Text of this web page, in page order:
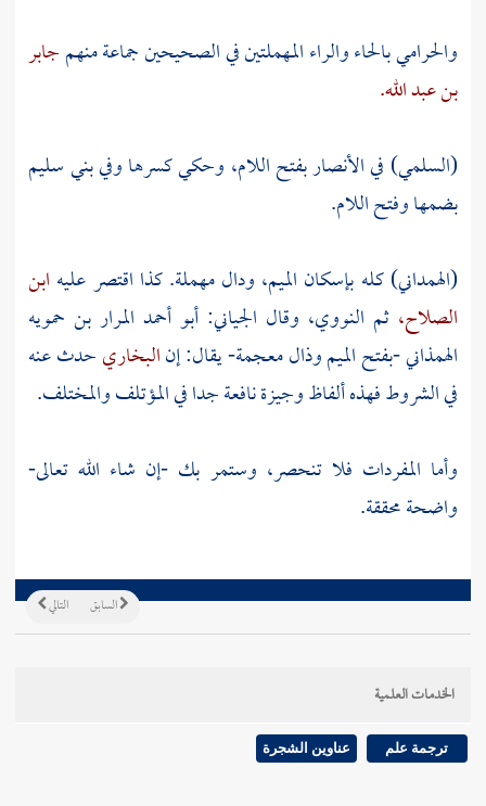
والحراميبالحاء والراء المهملتين في الصحيحين جماعة منهمجابر
بن عبد الله.
(السلمي) في الأنصار بفتح اللام، وحكي كسرها وفيبني سليم
بضمها وفتح اللام.
(الهمداني) كله بإسكان الميم، ودال مهملة. كذا اقتصر عليه ابن
الصلاح،ثم النووي، وقال الجياني: أبو أحمد المرار بن حمويه
الهمذاني-بفتح الميم وذال معجمة- يقال: إنالبخاريحدث عنه
في الشروط فهذه ألفاظ وجيزة نافعة جدا في المؤتلف والمختلف.
وأما المفردات فلا تنحصر، وستمر بك -إن شاء الله تعالى-
واضحة محققة.
التالي السابق
الخدمات العلمية
ترجمة علم عناوين الشجرة